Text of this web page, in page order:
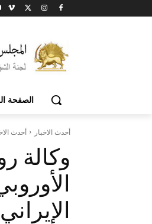
الصفحة
أحدث الاخبار أحدث
وكالة
الإيراني